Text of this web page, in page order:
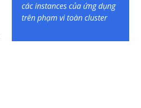
các instances của ứng dụng
trên phạm vi toàn cluster